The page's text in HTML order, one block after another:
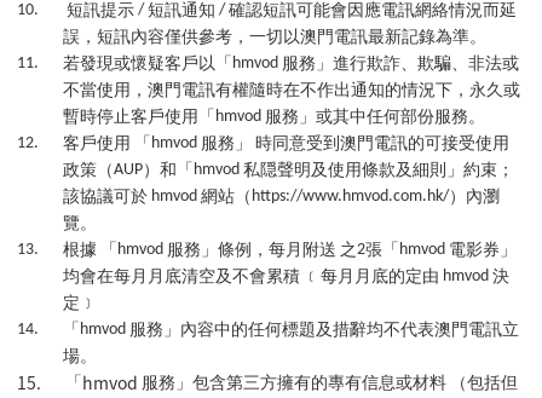
10.
短訊提示 / 短訊通知 / 確認短訊可能會因應電訊網絡情況而延
誤，短訊內容僅供參考，一切以澳門電訊最新記錄為準。
11.
若發現或懷疑客戶以「 hmvod 服務」進行欺詐、欺騙、非法或
不當使用，澳門電訊有權隨時在不作出通知的情況下，永久或
暫時停止客戶使用「 hmvod 服務」或其中任何部份服務。
12.
客戶使用 「 hmvod 服務」
時同意受到澳門電訊的可接受使用
政策（AUP）和「 hmvod 私隠聲明及使用條款及細則」約束；
該協議可於hmvod 網站（ https://www.hmvod.com.hk/）內瀏
覽。
13.
根據 「 hmvod 服務」條例，每月附送 之2張「 hmvod 電影券」
均會在每月月底清空及不會累積 ﹝每月月底的定由 hmvod 決
定﹞
14.
「 hmvod 服務」內容中的任何標題及措辭均不代表澳門電訊立
場。
15. 「 hmvod 服務」包含第三方擁有的專有信息或材料
（包括但